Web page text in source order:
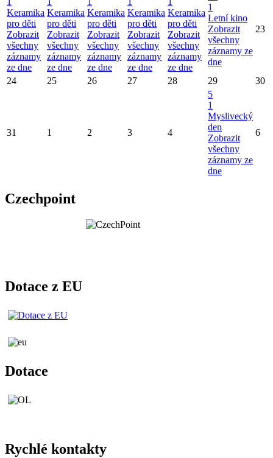
Keramika
pro děti
Zobrazit
všechny
záznamy
ze dne
Keramika
pro děti
Zobrazit
všechny
záznamy
ze dne
Keramika
pro děti
Zobrazit
všechny
záznamy
ze dne
Keramika
pro děti
Zobrazit
všechny
záznamy
ze dne
Keramika
pro děti
Zobrazit
všechny
záznamy
ze dne
1
Letní kino
Zobrazit
všechny
záznamy ze
dne
23
24 25 26 27 28 29 30
31 1 2 3 4
5
1
Myslivecký
den
Zobrazit
všechny
záznamy ze
dne
6
Czechpoint
Dotace z EU
Dotace
Rychlé kontakty